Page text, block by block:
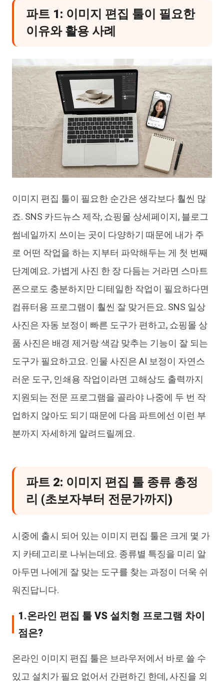
파트 1: 이미지 편집 툴이 필요한
이유와 활용 사례
이미지 편집 툴이 필요한 순간은 생각보다 훨씬 많
죠. SNS 카드뉴스 제작, 쇼핑몰 상세페이지, 블로그
썸네일까지 쓰이는 곳이 다양하기 때문에 내가 주
로 어떤 작업을 하는 지부터 파악해두는 게 첫 번째
단계예요. 가볍게 사진 한 장 다듬는 거라면 스마트
폰으로도 충분하지만 디테일한 작업이 필요하다면
컴퓨터용 프로그램이 훨씬 잘 맞거든요. SNS 일상
사진은 자동 보정이 빠른 도구가 편하고, 쇼핑몰 상
품 사진은 배경 제거랑 색감 맞추는 기능이 잘 되는
도구가 필요하고요. 인물 사진은 AI 보정이 자연스
러운 도구, 인쇄용 작업이라면 고해상도 출력까지
지원되는 전문 프로그램을 골라야 나중에 두 번 작
업하지 않아도 되기 때문에 다음 파트에선 이런 부
분까지 자세하게 알려드릴께요.
파트 2: 이미지 편집 툴 종류 총정
리 (초보자부터 전문가까지)
시중에 출시 되어 있는 이미지 편집 툴은 크게 몇 가
지 카테고리로 나뉘는데요. 종류별 특징을 미리 알
아두면 나에게 잘 맞는 도구를 찾는 과정이 더욱 쉬
워진답니다.
1.온라인 편집 툴 VS 설치형 프로그램 차이
점은?
온라인 이미지 편집 툴은 브라우저에서 바로 쓸 수
있고 설치가 필요 없어서 간편하긴 한데, 사진을 외